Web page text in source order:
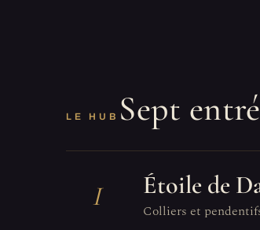
LE HUB Sept
I Étoile de
Colliers et